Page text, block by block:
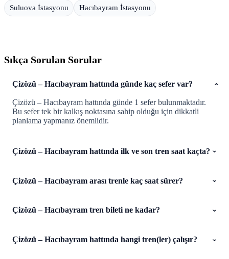
Suluova İstasyonu Hacıbayram İstasyonu
Sıkça Sorulan Sorular
Çizözü – Hacıbayram hattında günde kaç sefer var?
Çizözü – Hacıbayram hattında günde 1 sefer bulunmaktadır.
Bu sefer tek bir kalkış noktasına sahip olduğu için dikkatli
planlama yapmanız önemlidir.
Çizözü – Hacıbayram hattında ilk ve son tren saat kaçta?
Çizözü – Hacıbayram arası trenle kaç saat sürer?
Çizözü – Hacıbayram tren bileti ne kadar?
Çizözü – Hacıbayram hattında hangi tren(ler) çalışır?